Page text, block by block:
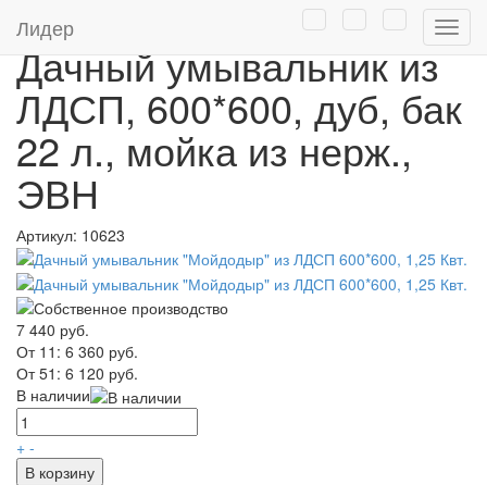
Лидер
Дачные умывальники
Дачный умывальник из
ЛДСП, 600*600, дуб, бак
22 л., мойка из нерж.,
ЭВН
Артикул: 10623
7 440 руб.
От 11: 6 360 руб.
От 51: 6 120 руб.
В наличии
+ -
В корзину